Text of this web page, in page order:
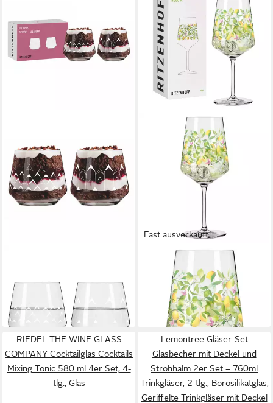
ab 16,95 €
UVP 22,95 €
-26%
lieferbar - in 2-3 Werktagen bei dir
Fast ausverkauft
RITZENHOFF
Aperitifglas Sommertau
ab 22,75 €
lieferbar - in 2-3 Werktagen bei dir
RIEDEL THE WINE GLASS
COMPANY Cocktailglas Cocktails
Mixing Tonic 580 ml 4er Set, 4-
tlg., Glas
Lemontree Gläser-Set
Glasbecher mit Deckel und
Strohhalm 2er Set – 760ml
Trinkgläser, 2-tlg., Borosilikatglas,
Geriffelte Trinkgläser mit Deckel